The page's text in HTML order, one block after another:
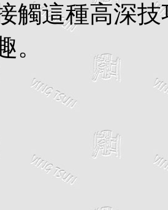
觸這種高深
。